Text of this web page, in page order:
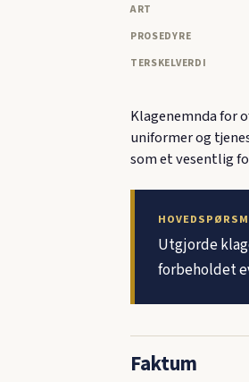
ART
PROSEDYRE
TERSKELVERDI
Klagenemnda for
uniformer og
som et vesentlig
Utgjorde
forbeholdet
Faktum